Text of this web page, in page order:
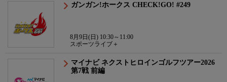
ガンガン!ホークス CHECK!GO! #249
8月9日(日) 10:30～11:00
スポーツライブ＋
マイナビ ネクストヒロインゴルフツアー2026
第7戦 前編